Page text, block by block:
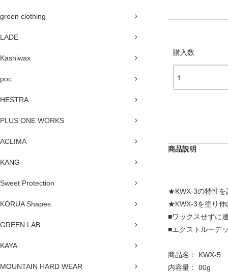
green clothing
LADE
Kashiwax
poc
HESTRA
PLUS ONE WORKS
ACLIMA
KANG
Sweet Protection
KORUA Shapes
GREEN.LAB
KAYA
MOUNTAIN HARD WEAR
購入数
商品説明
★KWX-3の特性を
★KWX-3を塗り伸
■ワックスせずに
■エクストルーデ
商品名： KWX-5
内容量： 80g